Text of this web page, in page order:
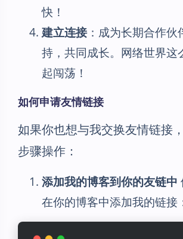
快！
建立连接：成为长期合作伙
持，共同成长。网络世界这
起闯荡！
如何申请友情链接
如果你也想与我交换友情链接
步骤操作：
添加我的博客到你的友链中
在你的博客中添加我的链接